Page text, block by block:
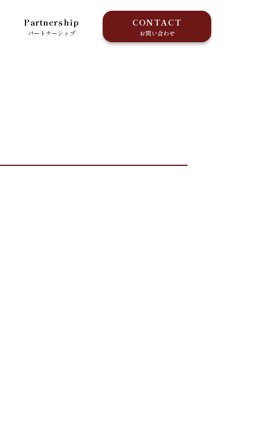
パートナーシップ
Partnership
お問い合わせ
CONTACT